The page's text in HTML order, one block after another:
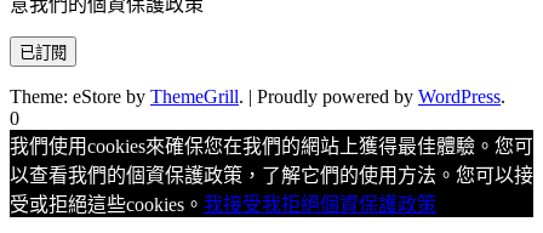
意我們的個資保護政策
Theme: eStore by ThemeGrill. | Proudly powered by WordPress.
0
我們使用cookies來確保您在我們的網站上獲得最佳體驗。您可
以查看我們的個資保護政策，了解它們的使用方法。您可以接
受或拒絕這些cookies。 我接受我拒絕個資保護政策